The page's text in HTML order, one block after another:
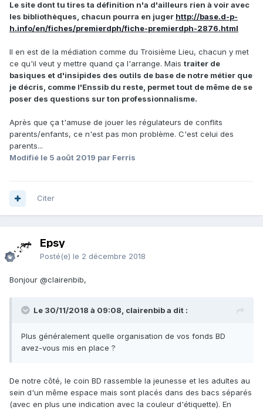
Le site dont tu tires ta définition n'a d'ailleurs rien à voir avec
les bibliothèques, chacun pourra en juger http://base.d-p-
h.info/en/fiches/premierdph/fiche-premierdph-2876.html
Il en est de la médiation comme du Troisième Lieu, chacun y met
ce qu'il veut y mettre quand ça l'arrange. Mais traiter de
basiques et d'insipides des outils de base de notre métier que
je décris, comme l'Enssib du reste, permet tout de même de se
poser des questions sur ton professionnalisme.
Après que ça t'amuse de jouer les régulateurs de conflits
parents/enfants, ce n'est pas mon problème. C'est celui des
parents...
Modifié le 5 août 2019 par Ferris
Citer
Epsy
Posté(e) le 2 décembre 2018
Bonjour @clairenbib,
Le 30/11/2018 à 09:08, clairenbib a dit :
Plus généralement quelle organisation de vos fonds BD
avez-vous mis en place ?
De notre côté, le coin BD rassemble la jeunesse et les adultes au
sein d'un même espace mais sont placés dans des bacs séparés
(avec en plus une indication avec la couleur d'étiquette). En